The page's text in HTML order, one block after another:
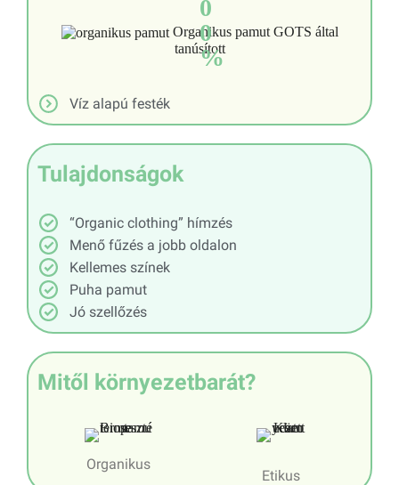
0
0
%
Organikus pamut GOTS által
tanúsított
Víz alapú festék
Tulajdonságok
“Organic clothing” hímzés
Menő fűzés a jobb oldalon
Kellemes színek
Puha pamut
Jó szellőzés
Mitől környezetbarát?
Organikus
Etikus